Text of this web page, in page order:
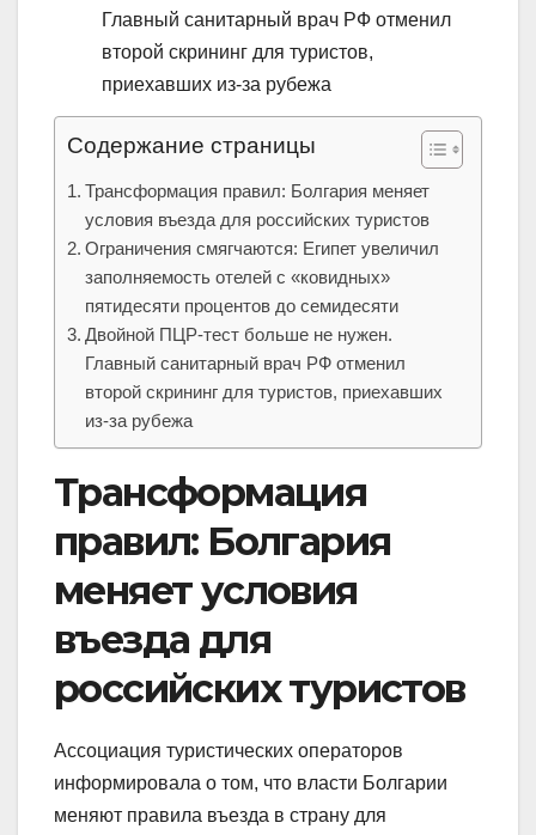
Главный санитарный врач РФ отменил
второй скрининг для туристов,
приехавших из-за рубежа
Содержание страницы
Трансформация правил: Болгария меняет
условия въезда для российских туристов
Ограничения смягчаются: Египет увеличил
заполняемость отелей с «ковидных»
пятидесяти процентов до семидесяти
Двойной ПЦР-тест больше не нужен.
Главный санитарный врач РФ отменил
второй скрининг для туристов, приехавших
из-за рубежа
Трансформация
правил: Болгария
меняет условия
въезда для
российских туристов
Ассоциация туристических операторов
информировала о том, что власти Болгарии
меняют правила въезда в страну для